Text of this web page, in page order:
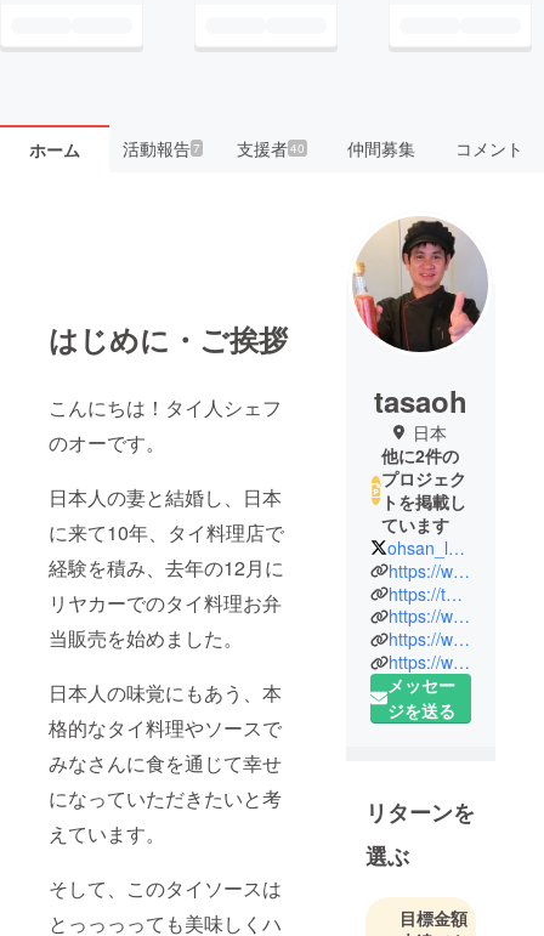
ホーム 活動報告7 支援者40 仲間募集 コメント
はじめに・ご挨拶
こんにちは！タイ人シェフ
のオーです。
日本人の妻と結婚し、日本
に来て10年、タイ料理店で
経験を積み、去年の12月に
リヤカーでのタイ料理お弁
当販売を始めました。
日本人の味覚にもあう、本
格的なタイ料理やソースで
みなさんに食を通じて幸せ
になっていただきたいと考
えています。
そして、このタイソースは
とっっっっても美味しくハ
tasaoh
日本
他に2件の
プロジェク
トを掲載し
ています
ohsan_lunchbox
https://www.ohsan.shop/
https://twitter.com/ohsan_lunchbox
https://www.facebook.com/ohsan.lunchbox/
https://www.amazon.co.jp/dp/B08885D2YQ
https://www.amazon.co.jp/dp/B08KSS785Y
メッセー
ジを送る
リターンを
選ぶ
目標金額